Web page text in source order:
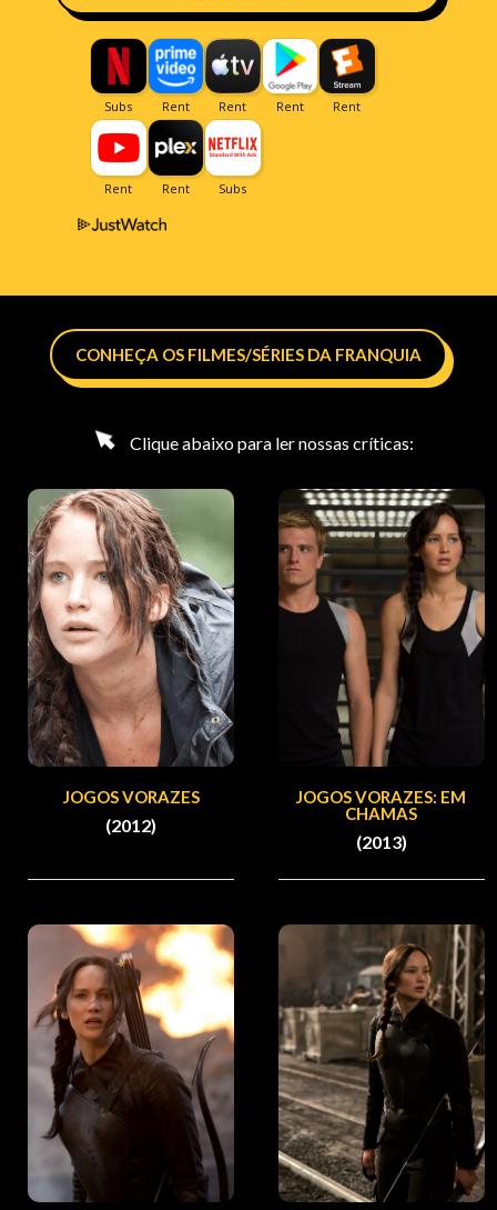
CONHEÇA OS FILMES/SÉRIES DA FRANQUIA
Clique abaixo para ler nossas críticas:
JOGOS VORAZES
(2012)
JOGOS VORAZES: EM
CHAMAS
(2013)